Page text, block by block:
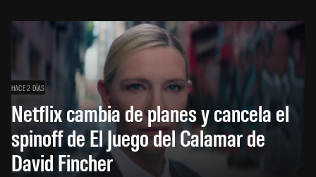
HACE 2 DÍAS
Netflix cambia de planes y cancela el
spinoff de El Juego del Calamar de
David Fincher